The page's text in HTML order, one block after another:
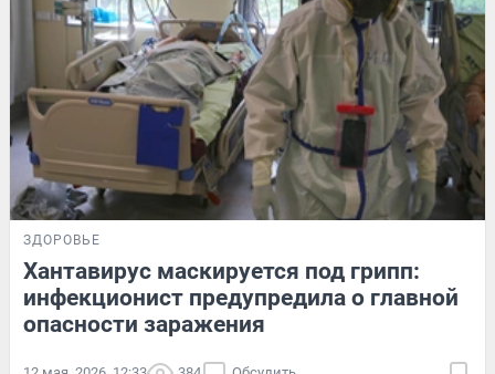
ЗДОРОВЬЕ
Хантавирус маскируется под грипп:
инфекционист предупредила о главной
опасности заражения